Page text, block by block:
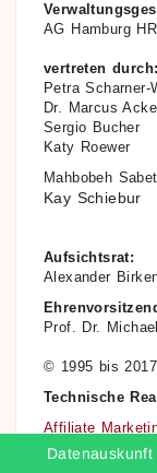
AG Hamburg
vertreten durch:
Petra Scharner-
Dr. Marcus
Sergio Bucher
Katy Roewer
Mahbobeh
Kay Schiebur
Aufsichtsrat:
Alexander
Prof. Dr.
© 1995 bis
Technische
Affiliate
Datenauskunft